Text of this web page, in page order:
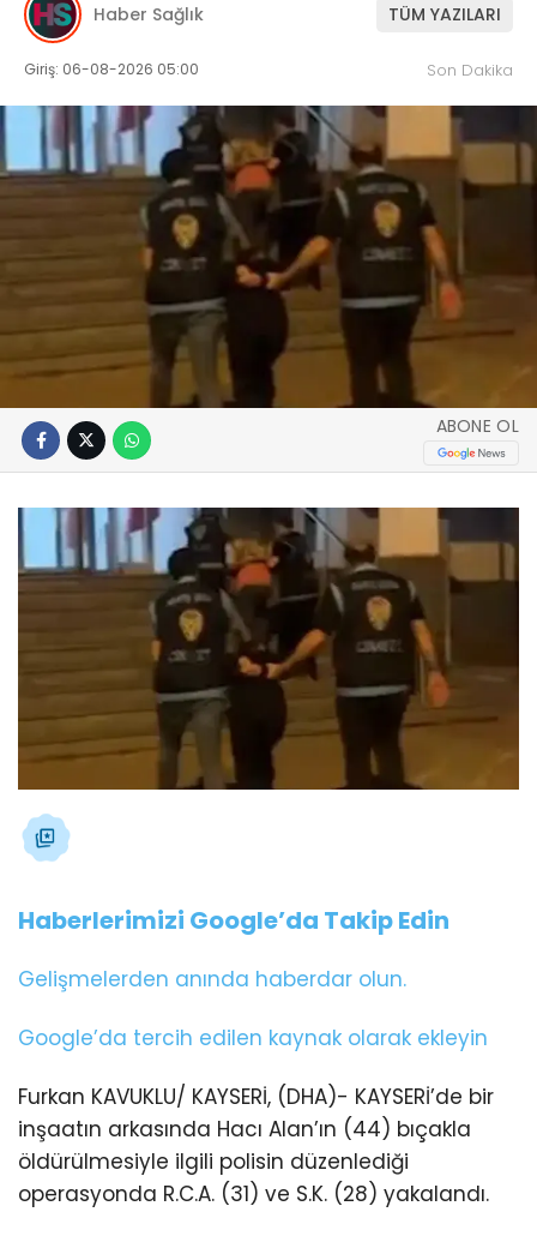
Haber Sağlık TÜM YAZILARI
Giriş: 06-08-2026 05:00 Son Dakika
ABONE OL
Haberlerimizi Google’da Takip Edin
Gelişmelerden anında haberdar olun.
Google’da tercih edilen kaynak olarak ekleyin
Furkan KAVUKLU/ KAYSERİ, (DHA)- KAYSERİ’de bir
inşaatın arkasında Hacı Alan’ın (44) bıçakla
öldürülmesiyle ilgili polisin düzenlediği
operasyonda R.C.A. (31) ve S.K. (28) yakalandı.